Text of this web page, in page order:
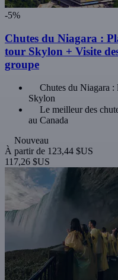
-5%
Chutes du Niagara :
tour Skylon + Visite
groupe
Chutes du Niagara :
Skylon
Le meilleur des
au Canada
Nouveau
À partir de 123,44 $US
117,26 $US